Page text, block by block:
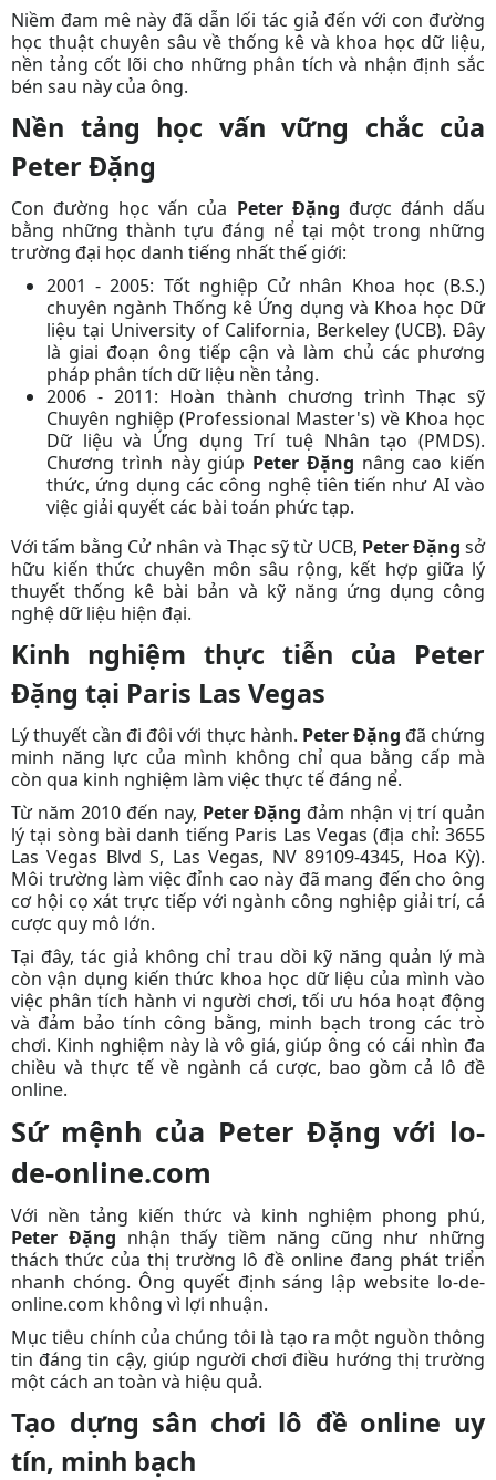
Niềm đam mê này đã dẫn lối tác giả đến với con đường
học thuật chuyên sâu về thống kê và khoa học dữ liệu,
nền tảng cốt lõi cho những phân tích và nhận định sắc
bén sau này của ông.
Nền tảng học vấn vững chắc của
Peter Đặng
Con đường học vấn của Peter Đặng được đánh dấu
bằng những thành tựu đáng nể tại một trong những
trường đại học danh tiếng nhất thế giới:
2001 - 2005: Tốt nghiệp Cử nhân Khoa học (B.S.)
chuyên ngành Thống kê Ứng dụng và Khoa học Dữ
liệu tại University of California, Berkeley (UCB). Đây
là giai đoạn ông tiếp cận và làm chủ các phương
pháp phân tích dữ liệu nền tảng.
2006 - 2011: Hoàn thành chương trình Thạc sỹ
Chuyên nghiệp (Professional Master's) về Khoa học
Dữ liệu và Ứng dụng Trí tuệ Nhân tạo (PMDS).
Chương trình này giúp Peter Đặng nâng cao kiến
thức, ứng dụng các công nghệ tiên tiến như AI vào
việc giải quyết các bài toán phức tạp.
Với tấm bằng Cử nhân và Thạc sỹ từ UCB, Peter Đặng sở
hữu kiến thức chuyên môn sâu rộng, kết hợp giữa lý
thuyết thống kê bài bản và kỹ năng ứng dụng công
nghệ dữ liệu hiện đại.
Kinh nghiệm thực tiễn của Peter
Đặng tại Paris Las Vegas
Lý thuyết cần đi đôi với thực hành. Peter Đặng đã chứng
minh năng lực của mình không chỉ qua bằng cấp mà
còn qua kinh nghiệm làm việc thực tế đáng nể.
Từ năm 2010 đến nay, Peter Đặng đảm nhận vị trí quản
lý tại sòng bài danh tiếng Paris Las Vegas (địa chỉ: 3655
Las Vegas Blvd S, Las Vegas, NV 89109-4345, Hoa Kỳ).
Môi trường làm việc đỉnh cao này đã mang đến cho ông
cơ hội cọ xát trực tiếp với ngành công nghiệp giải trí, cá
cược quy mô lớn.
Tại đây, tác giả không chỉ trau dồi kỹ năng quản lý mà
còn vận dụng kiến thức khoa học dữ liệu của mình vào
việc phân tích hành vi người chơi, tối ưu hóa hoạt động
và đảm bảo tính công bằng, minh bạch trong các trò
chơi. Kinh nghiệm này là vô giá, giúp ông có cái nhìn đa
chiều và thực tế về ngành cá cược, bao gồm cả lô đề
online.
Sứ mệnh của Peter Đặng với lo-
de-online.com
Với nền tảng kiến thức và kinh nghiệm phong phú,
Peter Đặng nhận thấy tiềm năng cũng như những
thách thức của thị trường lô đề online đang phát triển
nhanh chóng. Ông quyết định sáng lập website lo-de-
online.com không vì lợi nhuận.
Mục tiêu chính của chúng tôi là tạo ra một nguồn thông
tin đáng tin cậy, giúp người chơi điều hướng thị trường
một cách an toàn và hiệu quả.
Tạo dựng sân chơi lô đề online uy
tín, minh bạch